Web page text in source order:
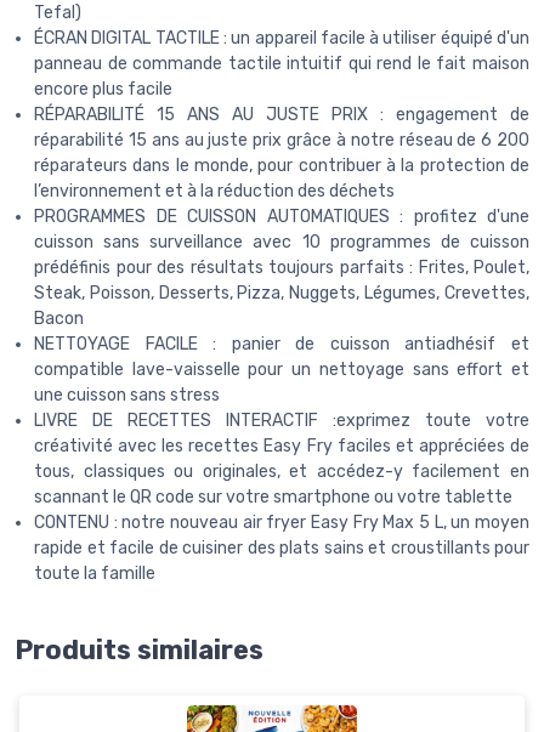
Tefal)
ÉCRAN DIGITAL TACTILE : un appareil facile à utiliser équipé d'un
panneau de commande tactile intuitif qui rend le fait maison
encore plus facile
RÉPARABILITÉ 15 ANS AU JUSTE PRIX : engagement de
réparabilité 15 ans au juste prix grâce à notre réseau de 6 200
réparateurs dans le monde, pour contribuer à la protection de
l’environnement et à la réduction des déchets
PROGRAMMES DE CUISSON AUTOMATIQUES : profitez d'une
cuisson sans surveillance avec 10 programmes de cuisson
prédéfinis pour des résultats toujours parfaits : Frites, Poulet,
Steak, Poisson, Desserts, Pizza, Nuggets, Légumes, Crevettes,
Bacon
NETTOYAGE FACILE : panier de cuisson antiadhésif et
compatible lave-vaisselle pour un nettoyage sans effort et
une cuisson sans stress
LIVRE DE RECETTES INTERACTIF :exprimez toute votre
créativité avec les recettes Easy Fry faciles et appréciées de
tous, classiques ou originales, et accédez-y facilement en
scannant le QR code sur votre smartphone ou votre tablette
CONTENU : notre nouveau air fryer Easy Fry Max 5 L, un moyen
rapide et facile de cuisiner des plats sains et croustillants pour
toute la famille
Produits similaires